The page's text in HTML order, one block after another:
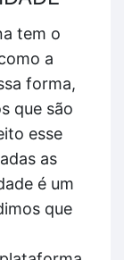
tem o
a
forma,
que são
esse
as
é um
que